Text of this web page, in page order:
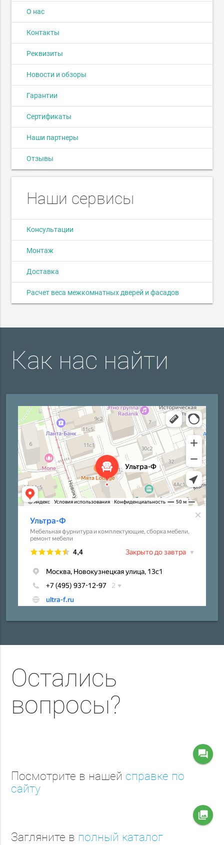
О нас
Контакты
Реквизиты
Новости и обзоры
Гарантии
Сертификаты
Наши партнеры
Отзывы
Наши сервисы
Консультации
Монтаж
Доставка
Расчет веса межкомнатных дверей и фасадов
Как нас найти
Остались
вопросы?
question_answer
Посмотрите в нашей справке по
сайту
collections
Загляните в полный каталог